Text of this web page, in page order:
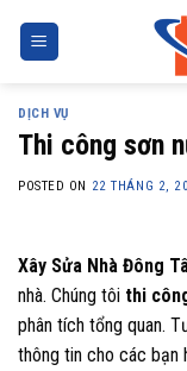
DỊCH VỤ
Thi công sơn
POSTED ON 22 THÁNG 2,
Xây Sửa Nhà Đông
nhà. Chúng tôi thi
phân tích tổng quan.
thông tin cho các bạn